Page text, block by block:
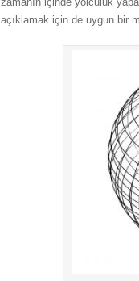
açıklamak için de uygun bir